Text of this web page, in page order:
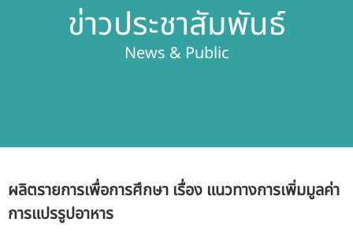
ผลิตภัณฑ์และจำหน่าย
เกี่ยวกับสถาบัน
บุคลากรสถาบัน
รับข้อร้องเรียนและข้อเสนอแนะ
ข่าวประชาสัมพันธ์
News & Public
ผลิตรายการเพื่อการศึกษา เรื่อง แนวทางการเพิ่มมูลค่า
การแปรรูปอาหาร